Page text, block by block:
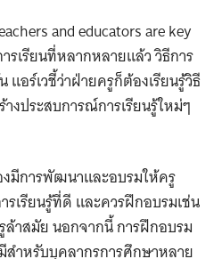
and educators are key
รเรียนที่หลากหลายแล้ว วิธีการ
อร์เวชี้ว่าฝ่ายครูก็ต้องเรียนรู้วิธี
งประสบการณ์การเรียนรู้ใหม่ๆ
งมีการพัฒนาและอบรมให้ครู
เรียนรู้ที่ดี และควรฝึกอบรมเช่น
ล้าสมัย นอกจากนี้ การฝึกอบรม
ำหรับบุคลากรการศึกษาหลาย